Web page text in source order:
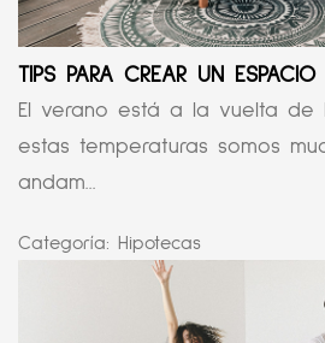
TIPS PARA CREAR UN
El verano está a la vuelta de
estas temperaturas somos
andam...
Categoría: Hipotecas